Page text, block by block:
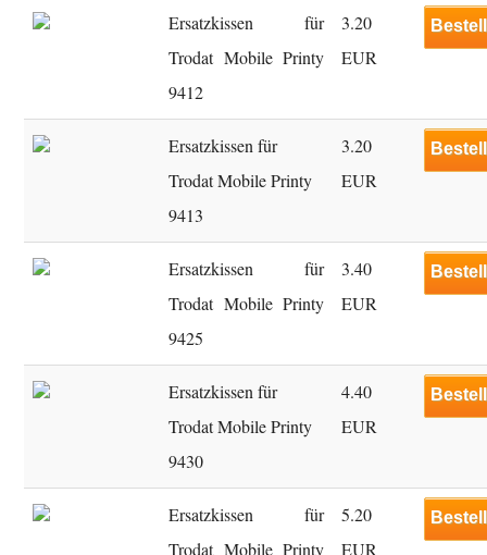
Ersatzkissen für
Trodat Mobile Printy
9412
3.20
EUR
Ersatzkissen für
Trodat Mobile Printy
9413
3.20
EUR
Ersatzkissen für
Trodat Mobile Printy
9425
3.40
EUR
Ersatzkissen für
Trodat Mobile Printy
9430
4.40
EUR
Ersatzkissen für
Trodat Mobile Printy
5.20
EUR